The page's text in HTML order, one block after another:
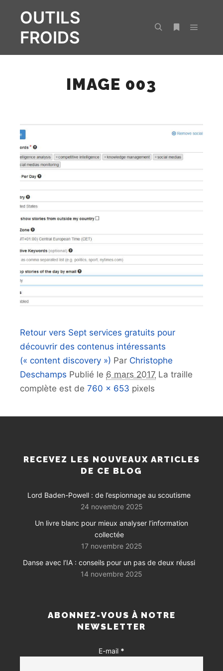
OUTILS
FROIDS
IMAGE 003
Retour vers Sept services gratuits pour
découvrir des contenus intéressants
(« content discovery ») Par Christophe
Deschamps Publié le 6 mars 2017 La traille
complète est de 760 × 653 pixels
RECEVEZ LES NOUVEAUX ARTICLES
DE CE BLOG
Lord Baden-Powell : de l’espionnage au scoutisme
24 novembre 2025
Un livre blanc pour mieux analyser l’information
collectée
17 novembre 2025
Danse avec l’IA : conseils pour un pas de deux réussi
14 novembre 2025
ABONNEZ-VOUS À NOTRE
NEWSLETTER
E-mail *